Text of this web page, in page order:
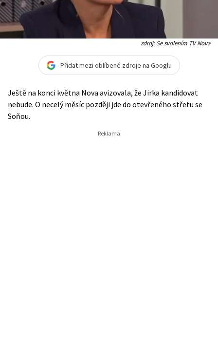
zdroj: Se svolením TV Nova
Přidat mezi oblíbené zdroje na Googlu
Ještě na konci května Nova avizovala, že Jirka kandidovat
nebude. O necelý měsíc později jde do otevřeného střetu se
Soňou.